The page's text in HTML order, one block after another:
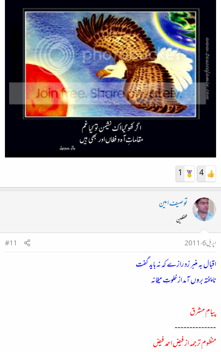
4
1
توصیف امین
محفلین
اپریل 6، 2011
#11
اقبال بہ منبر زد رازے کہ نہ باید گفت
نا پختہ بروں آمد از خلوتِ میخانہ
پیامِ مشرق
--------------
منظوم ترجمہ از فیض احمد فیض